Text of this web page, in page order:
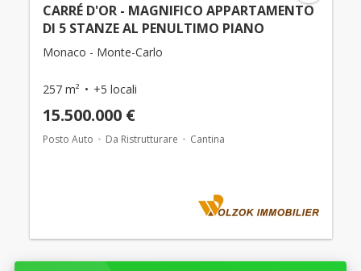
CARRÉ D'OR - MAGNIFICO APPARTAMENTO
DI 5 STANZE AL PENULTIMO PIANO
Monaco - Monte-Carlo
257 m² +5 locali
15.500.000 €
Posto Auto Da Ristrutturare Cantina